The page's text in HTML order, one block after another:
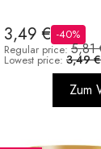
3,49 € -40%
Regular price: 5,81
Lowest price: 3,49 €
Zum